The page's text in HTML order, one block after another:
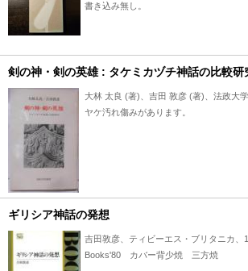
書き込み無し。
剣の神・剣の英雄 : タケミカヅチ神話の比較研
大林 太良 (著)、吉田 敦彦 (著)、法政大
ヤケ汚れ傷みがあります。
ギリシア神話の発想
吉田敦彦、ティビーエス・ブリタニカ、
Books'80 カバー背少焼 三方焼